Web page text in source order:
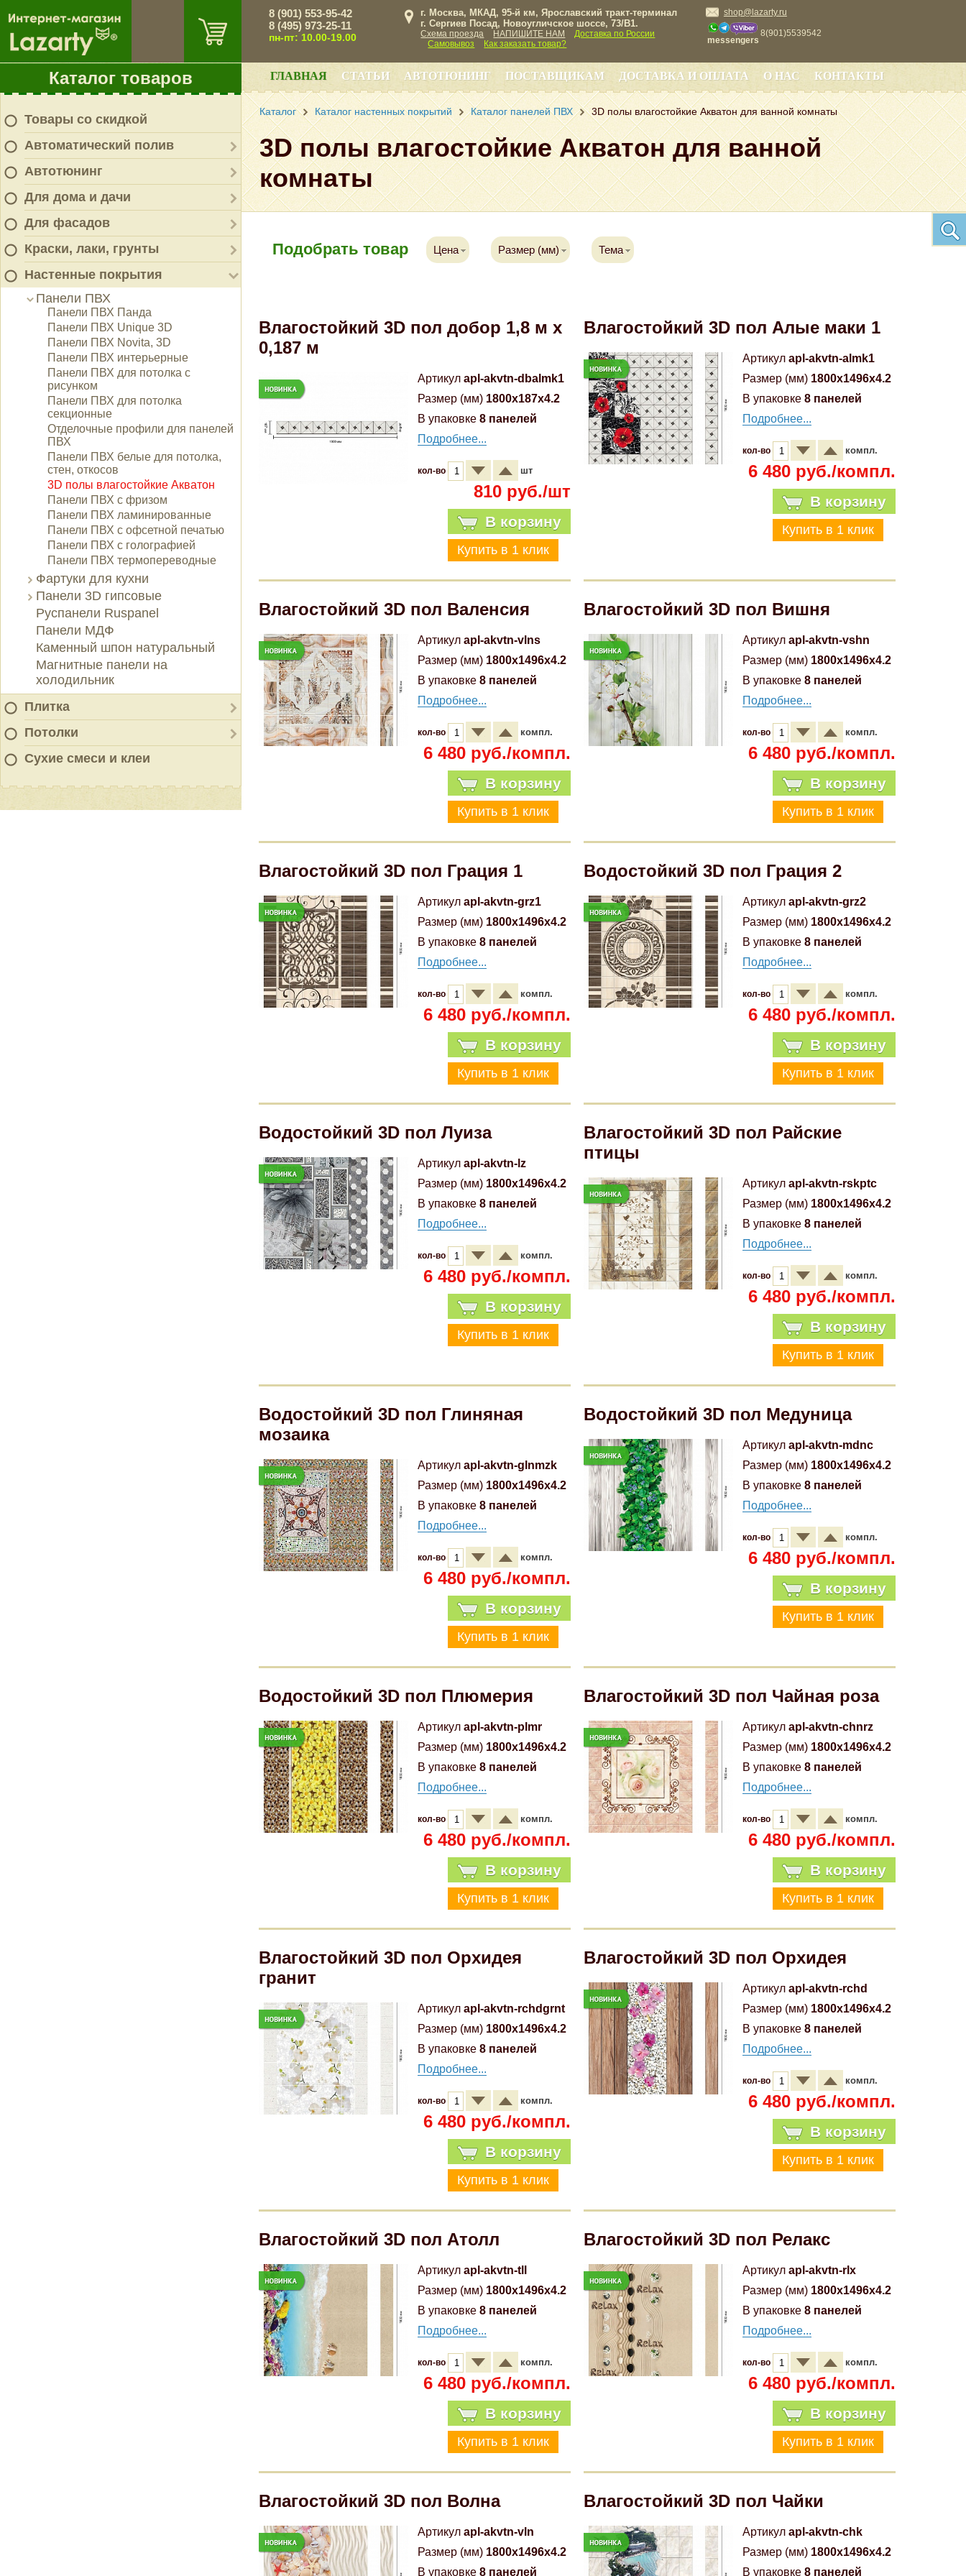
Каталог товаров
Товары со скидкой
Автоматический полив
Автотюнинг
Для дома и дачи
Для фасадов
Краски, лаки, грунты
Настенные покрытия
Панели ПВХ
Панели ПВХ Панда
Панели ПВХ Unique 3D
Панели ПВХ Novita, 3D
Панели ПВХ интерьерные
Панели ПВХ для потолка с
рисунком
Панели ПВХ для потолка
секционные
Отделочные профили для панелей
ПВХ
Панели ПВХ белые для потолка,
стен, откосов
3D полы влагостойкие Акватон
Панели ПВХ с фризом
Панели ПВХ ламинированные
Панели ПВХ с офсетной печатью
Панели ПВХ с голографией
Панели ПВХ термопереводные
Фартуки для кухни
Панели 3D гипсовые
Руспанели Ruspanel
Панели МДФ
Каменный шпон натуральный
Магнитные панели на
холодильник
Плитка
Потолки
Сухие смеси и клеи
8 (901) 553-95-42
8 (495) 973-25-11
пн-пт: 10.00-19.00
г. Москва, МКАД, 95-й км, Ярославский тракт-терминал
г. Сергиев Посад, Новоугличское шоссе, 73/B1.
Схема проезда НАПИШИТЕ НАМ
Доставка по России
Самовывоз
Как заказать товар?
shop@lazarty.ru
messengers
8(901)5539542
ГЛАВНАЯ СТАТЬИ АВТОТЮНИНГ ПОСТАВЩИКАМ ДОСТАВКА И ОПЛАТА О НАС КОНТАКТЫ
Каталог Каталог настенных покрытий Каталог панелей ПВХ 3D полы влагостойкие Акватон для ванной комнаты
3D полы влагостойкие Акватон для ванной
комнаты
Подобрать товар Цена Размер (мм) Тема
Влагостойкий 3D пол добор 1,8 м х
0,187 м
Артикул apl-akvtn-dbalmk1
Размер (мм) 1800x187x4.2
В упаковке 8 панелей
Подробнее...
кол-во шт
810 руб./шт
В корзину
Влагостойкий 3D пол Алые маки 1
Артикул apl-akvtn-almk1
Размер (мм) 1800x1496x4.2
В упаковке 8 панелей
Подробнее...
кол-во компл.
6 480 руб./компл.
В корзину
Влагостойкий 3D пол Валенсия
Артикул apl-akvtn-vlns
Размер (мм) 1800x1496x4.2
В упаковке 8 панелей
Подробнее...
кол-во компл.
6 480 руб./компл.
В корзину
Влагостойкий 3D пол Вишня
Артикул apl-akvtn-vshn
Размер (мм) 1800x1496x4.2
В упаковке 8 панелей
Подробнее...
кол-во компл.
6 480 руб./компл.
В корзину
Влагостойкий 3D пол Грация 1
Артикул apl-akvtn-grz1
Размер (мм) 1800x1496x4.2
В упаковке 8 панелей
Подробнее...
кол-во компл.
6 480 руб./компл.
В корзину
Водостойкий 3D пол Грация 2
Артикул apl-akvtn-grz2
Размер (мм) 1800x1496x4.2
В упаковке 8 панелей
Подробнее...
кол-во компл.
6 480 руб./компл.
В корзину
Водостойкий 3D пол Луиза
Артикул apl-akvtn-lz
Размер (мм) 1800x1496x4.2
В упаковке 8 панелей
Подробнее...
кол-во компл.
6 480 руб./компл.
В корзину
Влагостойкий 3D пол Райские
птицы
Артикул apl-akvtn-rskptc
Размер (мм) 1800x1496x4.2
В упаковке 8 панелей
Подробнее...
кол-во компл.
6 480 руб./компл.
В корзину
Водостойкий 3D пол Глиняная
мозаика
Артикул apl-akvtn-glnmzk
Размер (мм) 1800x1496x4.2
В упаковке 8 панелей
Подробнее...
кол-во компл.
6 480 руб./компл.
В корзину
Водостойкий 3D пол Медуница
Артикул apl-akvtn-mdnc
Размер (мм) 1800x1496x4.2
В упаковке 8 панелей
Подробнее...
кол-во компл.
6 480 руб./компл.
В корзину
Водостойкий 3D пол Плюмерия
Артикул apl-akvtn-plmr
Размер (мм) 1800x1496x4.2
В упаковке 8 панелей
Подробнее...
кол-во компл.
6 480 руб./компл.
В корзину
Влагостойкий 3D пол Чайная роза
Артикул apl-akvtn-chnrz
Размер (мм) 1800x1496x4.2
В упаковке 8 панелей
Подробнее...
кол-во компл.
6 480 руб./компл.
В корзину
Влагостойкий 3D пол Орхидея
гранит
Артикул apl-akvtn-rchdgrnt
Размер (мм) 1800x1496x4.2
В упаковке 8 панелей
Подробнее...
кол-во компл.
6 480 руб./компл.
В корзину
Влагостойкий 3D пол Орхидея
Артикул apl-akvtn-rchd
Размер (мм) 1800x1496x4.2
В упаковке 8 панелей
Подробнее...
кол-во компл.
6 480 руб./компл.
В корзину
Влагостойкий 3D пол Атолл
Артикул apl-akvtn-tll
Размер (мм) 1800x1496x4.2
В упаковке 8 панелей
Подробнее...
кол-во компл.
6 480 руб./компл.
В корзину
Влагостойкий 3D пол Релакс
Артикул apl-akvtn-rlx
Размер (мм) 1800x1496x4.2
В упаковке 8 панелей
Подробнее...
кол-во компл.
6 480 руб./компл.
В корзину
Влагостойкий 3D пол Волна
Артикул apl-akvtn-vln
Размер (мм) 1800x1496x4.2
В упаковке 8 панелей
Влагостойкий 3D пол Чайки
Артикул apl-akvtn-chk
Размер (мм) 1800x1496x4.2
В упаковке 8 панелей